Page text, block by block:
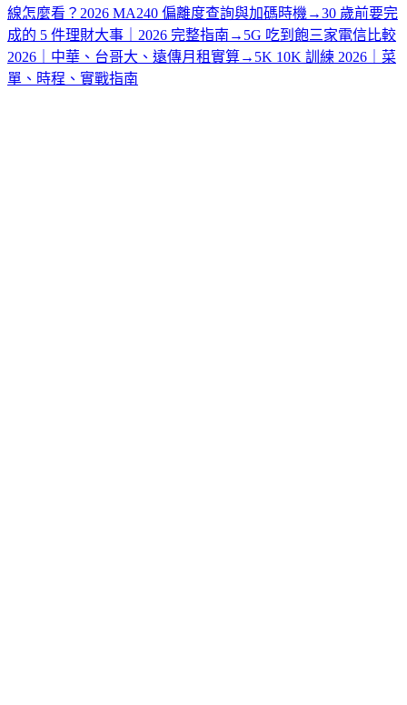
線怎麼看？2026 MA240 偏離度查詢與加碼時機 →30 歲前要完
成的 5 件理財大事｜2026 完整指南 → 5G 吃到飽三家電信比較
2026｜中華、台哥大、遠傳月租實算→ 5K 10K 訓練 2026｜菜
單、時程、實戰指南